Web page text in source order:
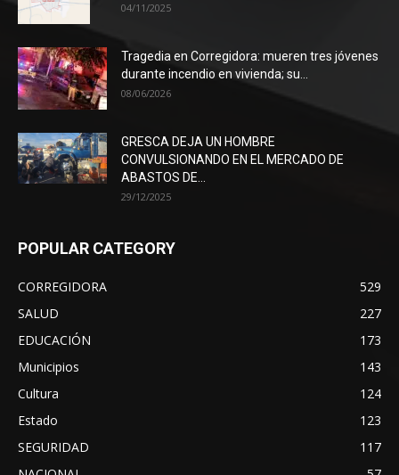
04/11/2025
Tragedia en Corregidora: mueren tres jóvenes
durante incendio en vivienda; su...
08/06/2026
GRESCA DEJA UN HOMBRE
CONVULSIONANDO EN EL MERCADO DE
ABASTOS DE...
29/12/2025
POPULAR CATEGORY
CORREGIDORA
529
SALUD
227
EDUCACIÓN
173
Municipios
143
Cultura
124
Estado
123
SEGURIDAD
117